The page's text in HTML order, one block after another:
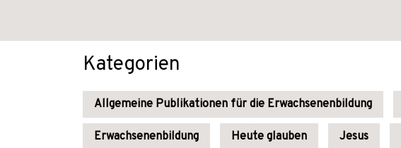
Kategorien
Allgemeine Publikationen für die Erwachsenenbildung
Erwachsenenbildung Heute glauben Jesus